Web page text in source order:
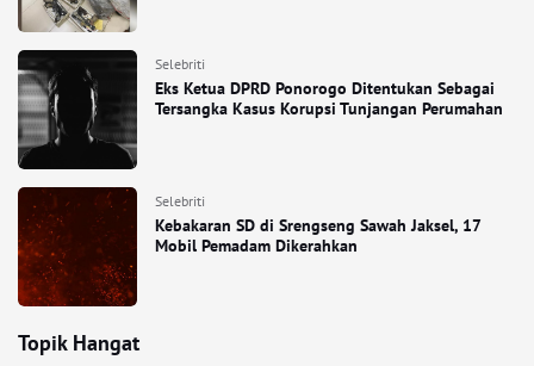
Selebriti
Eks Ketua DPRD Ponorogo Ditentukan Sebagai
Tersangka Kasus Korupsi Tunjangan Perumahan
Selebriti
Kebakaran SD di Srengseng Sawah Jaksel, 17
Mobil Pemadam Dikerahkan
Topik Hangat